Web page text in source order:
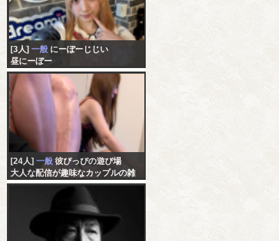
[3人] 一般 にーぼーじじい
昼にーぼー
[24人] 一般 彼ぴっぴの遊び場
大人な配信が趣味なカップルの雑
談…